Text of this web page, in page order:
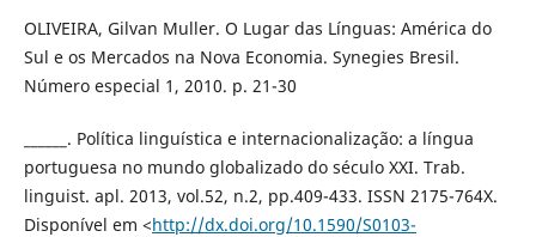
OLIVEIRA, Gilvan Muller. O Lugar das Línguas: América do
Sul e os Mercados na Nova Economia. Synegies Bresil.
Número especial 1, 2010. p. 21-30
______. Política linguística e internacionalização: a língua
portuguesa no mundo globalizado do século XXI. Trab.
linguist. apl. 2013, vol.52, n.2, pp.409-433. ISSN 2175-764X.
Disponível em <http://dx.doi.org/10.1590/S0103-